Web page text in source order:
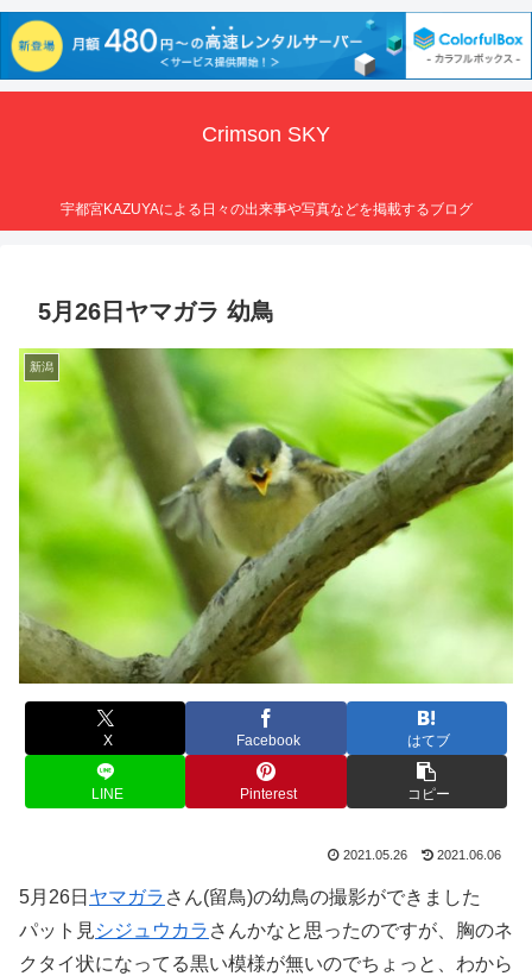
Crimson SKY
宇都宮KAZUYAによる日々の出来事や写真などを掲載するブログ
5月26日ヤマガラ 幼鳥
新潟
X Facebook はてブ
LINE Pinterest コピー
2021.05.26 2021.06.06
5月26日 ヤマガラ さん(留鳥)の幼鳥の撮影ができました
パット見シジュウカラ さんかなと思ったのですが、胸のネ
クタイ状になってる黒い模様が無いのでちょっと、わから